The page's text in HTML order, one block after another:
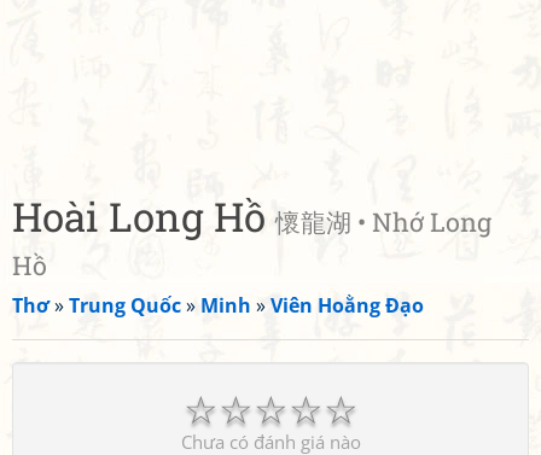
Hoài Long Hồ懷龍湖 • Nhớ Long
Hồ
Thơ»Trung Quốc» Minh »Viên Hoằng Đạo
☆
☆
☆
☆
☆
Chưa có đánh giá nào